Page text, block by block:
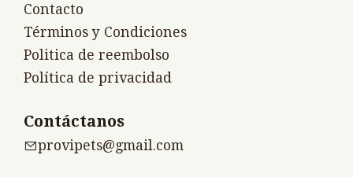
Contacto
Términos y Condiciones
Politica de reembolso
Política de privacidad
Contáctanos
provipets@gmail.com